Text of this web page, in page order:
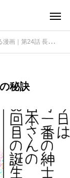
｜第24話 長寿の秘訣
秘訣